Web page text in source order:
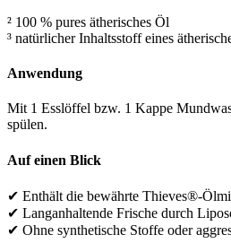
² 100 % pures ätherisches Öl
³ natürlicher Inhaltsstoff eines
Anwendung
Mit 1 Esslöffel bzw. 1 Kappe
spülen.
Auf einen Blick
✔ Enthält die bewährte Thieves®-
✔ Langanhaltende Frische durch
✔ Ohne synthetische Stoffe oder